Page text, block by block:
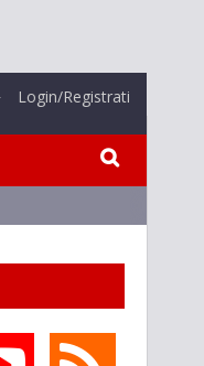
Login/Registrati